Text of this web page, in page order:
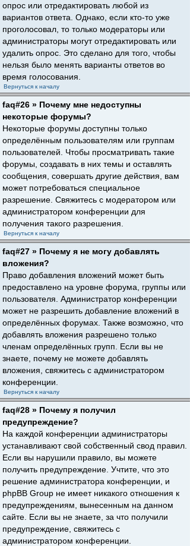
опрос или отредактировать любой из
вариантов ответа. Однако, если кто-то уже
проголосовал, то только модераторы или
администраторы могут отредактировать или
удалить опрос. Это сделано для того, чтобы
нельзя было менять варианты ответов во
время голосования.
Вернуться к началу
faq#26 » Почему мне недоступны
некоторые форумы?
Некоторые форумы доступны только
определённым пользователям или группам
пользователей. Чтобы просматривать такие
форумы, создавать в них темы и оставлять
сообщения, совершать другие действия, вам
может потребоваться специальное
разрешение. Свяжитесь с модератором или
администратором конференции для
получения такого разрешения.
Вернуться к началу
faq#27 » Почему я не могу добавлять
вложения?
Право добавления вложений может быть
предоставлено на уровне форума, группы или
пользователя. Администратор конференции
может не разрешить добавление вложений в
определённых форумах. Также возможно, что
добавлять вложения разрешено только
членам определённых групп. Если вы не
знаете, почему не можете добавлять
вложения, свяжитесь с администратором
конференции.
Вернуться к началу
faq#28 » Почему я получил
предупреждение?
На каждой конференции администраторы
устанавливают свой собственный свод правил.
Если вы нарушили правило, вы можете
получить предупреждение. Учтите, что это
решение администратора конференции, и
phpBB Group не имеет никакого отношения к
предупреждениям, вынесенным на данном
сайте. Если вы не знаете, за что получили
предупреждение, свяжитесь с
администратором конференции.